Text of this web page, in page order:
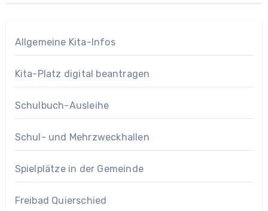
Allgemeine Kita-Infos
Kita-Platz digital beantragen
Schulbuch-Ausleihe
Schul- und Mehrzweckhallen
Spielplätze in der Gemeinde
Freibad Quierschied